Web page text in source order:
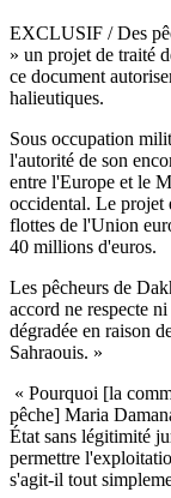
EXCLUSIF / Des
» un projet de traité
ce document
halieutiques.
Sous occupation
l'autorité de son
entre l'Europe et le
occidental. Le projet
flottes de l'Union
40 millions d'euros.
Les pêcheurs de
accord ne respecte
dégradée en raison
Sahraouis. »
« Pourquoi [la
pêche] Maria
État sans légitimité
permettre
s'agit-il tout